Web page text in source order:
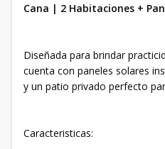
Cana | 2 Habitaciones +
Diseñada para brindar
cuenta con paneles solares
y un patio privado perfecto
Caracteristicas: